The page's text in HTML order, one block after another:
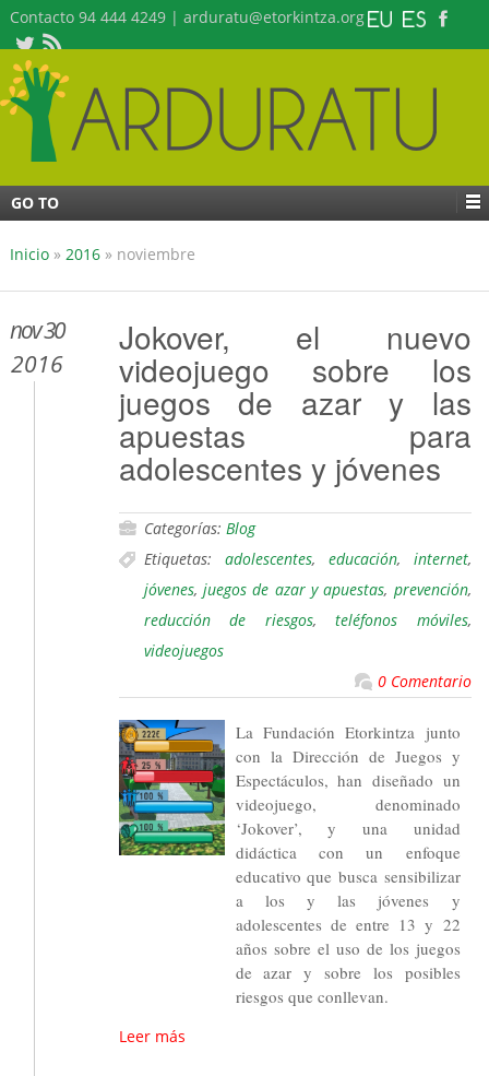
Contacto 94 444 4249 | arduratu@etorkintza.org
GO TO
Inicio» 2016» noviembre
nov 30
2016
Jokover, el nuevo
videojuego sobre los
juegos de azar y las
apuestas para
adolescentes y jóvenes
Categorías: Blog
Etiquetas: adolescentes, educación, internet,
jóvenes,juegos de azar y apuestas, prevención,
reducción de riesgos,teléfonos móviles,
videojuegos
0 Comentario
La Fundación Etorkintza junto
con la Dirección de Juegos y
Espectáculos, han diseñado un
videojuego, denominado
‘Jokover’, y una unidad
didáctica con un enfoque
educativo que busca sensibilizar
a los y las jóvenes y
adolescentes de entre 13 y 22
años sobre el uso de los juegos
de azar y sobre los posibles
riesgos que conllevan.
Leer más